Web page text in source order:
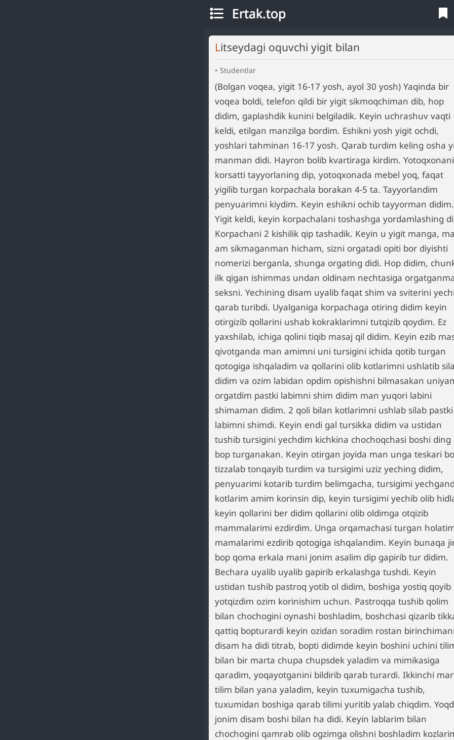
Ertak.top
Litseydagi oquvchi yigit bilan
Studentlar
(Bolgan voqea, yigit 16-17 yosh, ayol 30 yosh) Yaqinda bir
voqea boldi, telefon qildi bir yigit sikmoqchiman dib, hop
didim, gaplashdik kunini belgiladik. Keyin uchrashuv vaqti
keldi, etilgan manzilga bordim. Eshikni yosh yigit ochdi,
yoshlari tahminan 16-17 yosh. Qarab turdim keling osha
manman didi. Hayron bolib kvartiraga kirdim. Yotoqxonani
korsatti tayyorlaning dip, yotoqxonada mebel yoq, faqat
yigilib turgan korpachala borakan 4-5 ta. Tayyorlandim
penyuarimni kiydim. Keyin eshikni ochib tayyorman didim.
Yigit keldi, keyin korpachalani toshashga yordamlashing
Korpachani 2 kishilik qip tashadik. Keyin u yigit manga,
am sikmaganman hicham, sizni orgatadi opiti bor diyishti
nomerizi berganla, shunga orgating didi. Hop didim,
ilk qigan ishimmas undan oldinam nechtasiga
seksni. Yechining disam uyalib faqat shim va sviterini
qarab turibdi. Uyalganiga korpachaga otiring didim keyin
otirgizib qollarini ushab kokraklarimni tutqizib qoydim. Ez
yaxshilab, ichiga qolini tiqib masaj qil didim. Keyin ezib
qivotganda man amimni uni tursigini ichida qotib turgan
qotogiga ishqaladim va qollarini olib kotlarimni ushlatib sila
didim va ozim labidan opdim opishishni bilmasakan
orgatdim pastki labimni shim didim man yuqori labini
shimaman didim. 2 qoli bilan kotlarimni ushlab silab pastki
labimni shimdi. Keyin endi gal tursikka didim va ustidan
tushib tursigini yechdim kichkina chochoqchasi boshi ding
bop turganakan. Keyin otirgan joyida man unga teskari
tizzalab tonqayib turdim va tursigimi uziz yeching didim,
penyuarimi kotarib turdim belimgacha, tursigimi
kotlarim amim korinsin dip, keyin tursigimi yechib olib
keyin qollarini ber didim qollarini olib oldimga otqizib
mammalarimi ezdirdim. Unga orqamachasi turgan
mamalarimi ezdirib qotogiga ishqalandim. Keyin bunaqa
bop qoma erkala mani jonim asalim dip gapirib tur didim.
Bechara uyalib uyalib gapirib erkalashga tushdi. Keyin
ustidan tushib pastroq yotib ol didim, boshiga yostiq qoyib
yotqizdim ozim korinishim uchun. Pastroqqa tushib qolim
bilan chochogini oynashi boshladim, boshchasi qizarib
qattiq bopturardi keyin ozidan soradim rostan
disam ha didi titrab, bopti didimde keyin boshini uchini
bilan bir marta chupa chupsdek yaladim va mimikasiga
qaradim, yoqayotganini bildirib qarab turardi. Ikkinchi
tilim bilan yana yaladim, keyin tuxumigacha tushib,
tuxumidan boshiga qarab tilimi yuritib yalab chiqdim.
jonim disam boshi bilan ha didi. Keyin lablarim bilan
chochogini qamrab olib ogzimga olishni boshladim